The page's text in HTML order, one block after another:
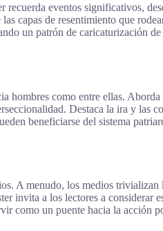
eventos significativos,
capas de resentimiento que
un patrón de caricaturización
hombres como entre ellas.
Destaca la ira y las
beneficiarse del sistema
A menudo, los medios
invita a los lectores a considerar
como un puente hacia la acción